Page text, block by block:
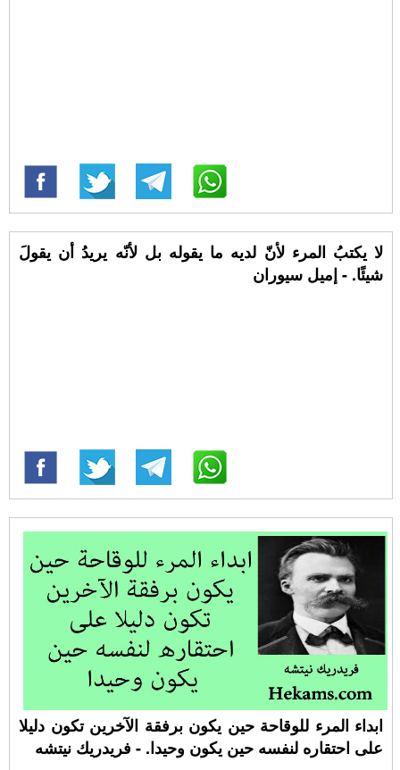
لا يكتبُ المرء لأنّ لديه ما يقوله بل لأنّه يريدُ أن يقولَ
شيئًا. - إميل سيوران
ابداء المرء للوقاحة حين يكون برفقة الآخرين تكون دليلا
على احتقاره لنفسه حين يكون وحيدا. - فريدريك نيتشه